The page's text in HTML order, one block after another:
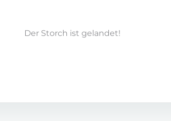
Der Storch ist gelandet!